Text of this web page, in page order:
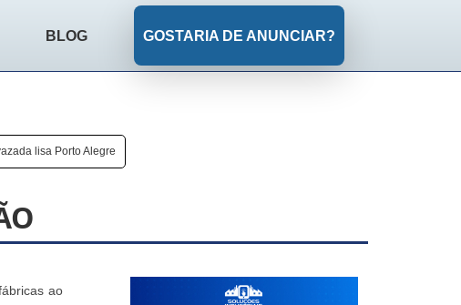
BLOG GOSTARIA DE ANUNCIAR?
lisa Porto Alegre
ao